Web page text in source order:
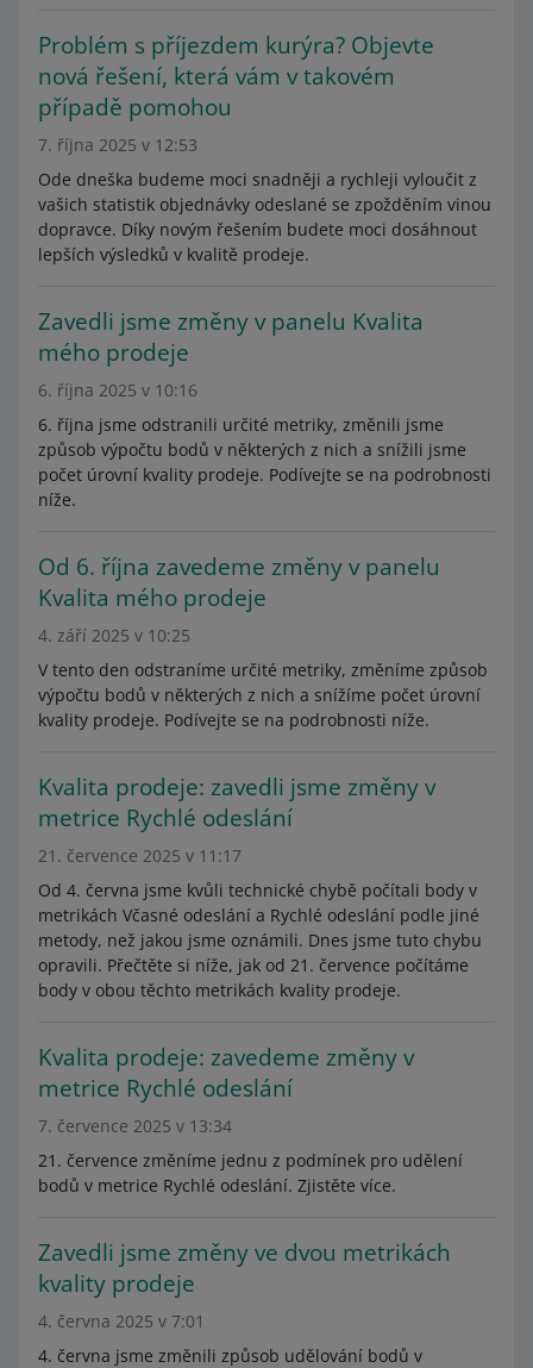
Problém s příjezdem kurýra? Objevte
nová řešení, která vám v takovém
případě pomohou
7. října 2025 v 12:53
Ode dneška budeme moci snadněji a rychleji vyloučit z
vašich statistik objednávky odeslané se zpožděním vinou
dopravce. Díky novým řešením budete moci dosáhnout
lepších výsledků v kvalitě prodeje.
Zavedli jsme změny v panelu Kvalita
mého prodeje
6. října 2025 v 10:16
6. října jsme odstranili určité metriky, změnili jsme
způsob výpočtu bodů v některých z nich a snížili jsme
počet úrovní kvality prodeje. Podívejte se na podrobnosti
níže.
Od 6. října zavedeme změny v panelu
Kvalita mého prodeje
4. září 2025 v 10:25
V tento den odstraníme určité metriky, změníme způsob
výpočtu bodů v některých z nich a snížíme počet úrovní
kvality prodeje. Podívejte se na podrobnosti níže.
Kvalita prodeje: zavedli jsme změny v
metrice Rychlé odeslání
21. července 2025 v 11:17
Od 4. června jsme kvůli technické chybě počítali body v
metrikách Včasné odeslání a Rychlé odeslání podle jiné
metody, než jakou jsme oznámili. Dnes jsme tuto chybu
opravili. Přečtěte si níže, jak od 21. července počítáme
body v obou těchto metrikách kvality prodeje.
Kvalita prodeje: zavedeme změny v
metrice Rychlé odeslání
7. července 2025 v 13:34
21. července změníme jednu z podmínek pro udělení
bodů v metrice Rychlé odeslání. Zjistěte více.
Zavedli jsme změny ve dvou metrikách
kvality prodeje
4. června 2025 v 7:01
4. června jsme změnili způsob udělování bodů v